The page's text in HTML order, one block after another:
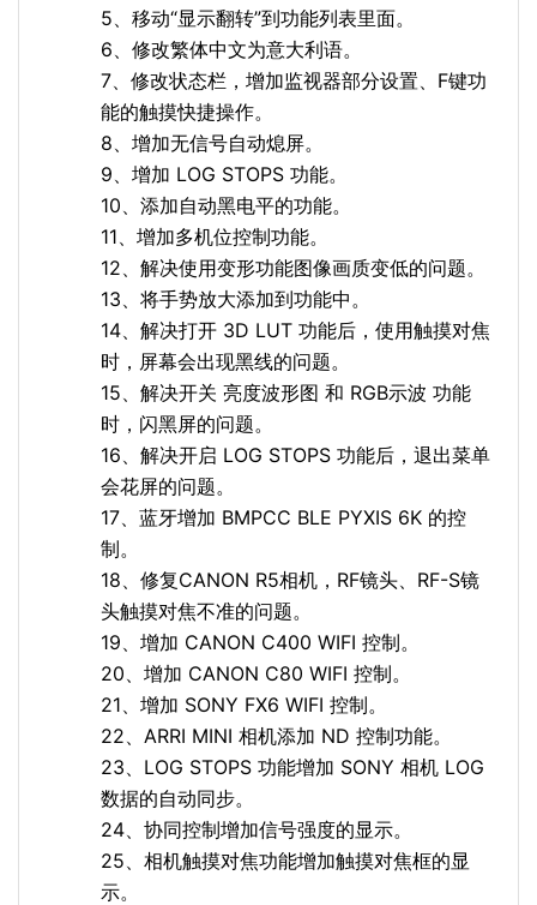
5、移动“显示翻转”到功能列表里面。
6、修改繁体中文为意大利语。
7、修改状态栏，增加监视器部分设置、F键功
能的触摸快捷操作。
8、增加无信号自动熄屏。
9、增加 LOG STOPS 功能。
10、添加自动黑电平的功能。
11、增加多机位控制功能。
12、解决使用变形功能图像画质变低的问题。
13、将手势放大添加到功能中。
14、解决打开 3D LUT 功能后，使用触摸对焦
时，屏幕会出现黑线的问题。
15、解决开关 亮度波形图 和 RGB示波 功能
时，闪黑屏的问题。
16、解决开启 LOG STOPS 功能后，退出菜单
会花屏的问题。
17、蓝牙增加 BMPCC BLE PYXIS 6K 的控
制。
18、修复CANON R5相机，RF镜头、RF-S镜
头触摸对焦不准的问题。
19、增加 CANON C400 WIFI 控制。
20、增加 CANON C80 WIFI 控制。
21、增加 SONY FX6 WIFI 控制。
22、ARRI MINI 相机添加 ND 控制功能。
23、LOG STOPS 功能增加 SONY 相机 LOG
数据的自动同步。
24、协同控制增加信号强度的显示。
25、相机触摸对焦功能增加触摸对焦框的显
示。